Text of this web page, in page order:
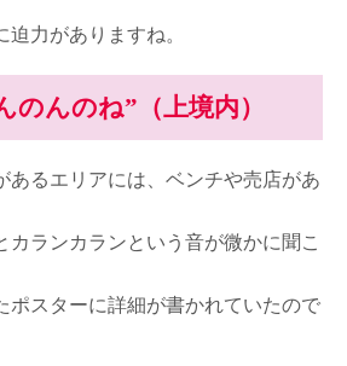
力がありますね。
のんのね”（上境内）
あるエリアには、ベンチや売店があ
カランカランという音が微かに聞こ
ポスターに詳細が書かれていたので